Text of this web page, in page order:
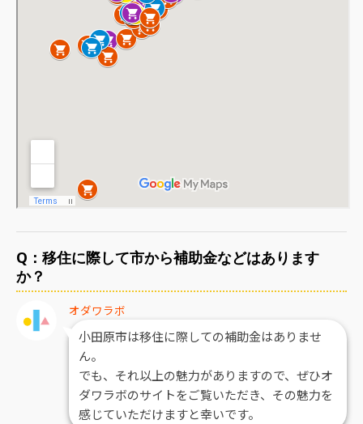
Q：移住に際して市から補助金などはあります
か？
オダワラボ
小田原市は移住に際しての補助金はありませ
ん。
でも、それ以上の魅力がありますので、ぜひオ
ダワラボのサイトをご覧いただき、その魅力を
感じていただけますと幸いです。